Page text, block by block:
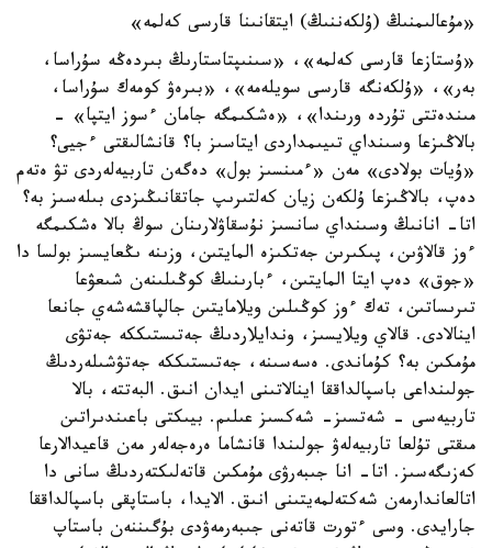
«مۇعالىمنىڭ (ۇلكەننىڭ) ايتقانىنا قارسى كەلمە»
«ۇستازعا قارسى كەلمە»، «سىنىپتاستارىڭ بىردەڭە سۇراسا،
بەر»، «ۇلكەنگە قارسى سويلەمە»، «بىرەۋ كومەك سۇراسا،
مىندەتتى تۇردە ورىندا»، «ەشكىمگە جامان ءسوز ايتپا» -
بالاڭىزعا وسىنداي تىيىمداردى ايتاسىز با؟ قانشالىقتى ءجيى؟
«ۇيات بولادى» مەن «ءمىنسىز بول» دەگەن تاربيەلەردى تۋ ەتەم
دەپ، بالاڭىزعا ۇلكەن زيان كەلتىرىپ جاتقانىڭىزدى بىلەسىز بە؟
اتا- انانىڭ وسىنداي سانسىز نۇسقاۋلارىنان سوڭ بالا ەشكىمگە
ءوز قالاۋىن، پىكىرىن جەتكىزە المايتىن، وزىنە ىڭعايسىز بولسا دا
«جوق» دەپ ايتا المايتىن، ءبارىنىڭ كوڭىلىنەن شىعۋعا
تىرىساتىن، تەك ءوز كوڭىلىن ويلامايتىن جالپاقشەشەي جانعا
اينالادى. قالاي ويلايسىز، وندايلاردىڭ جەتىستىككە جەتۋى
مۇمكىن بە؟ كۇماندى. ەسەسىنە، جەتىستىككە جەتۋشىلەردىڭ
جولىنداعى باسپالداققا اينالاتىنى ايدان انىق. البەتتە، بالا
تاربيەسى - شەتسىز- شەكسىز عىلىم. بيىكتى باعىندىراتىن
مىقتى تۇلعا تاربيەلەۋ جولىندا قانشاما ەرەجەلەر مەن قاعيدالارعا
كەزىگەسىز. اتا- انا جىبەرۋى مۇمكىن قاتەلىكتەردىڭ سانى دا
اتالعاندارمەن شەكتەلمەيتىنى انىق. الايدا، باستاپقى باسپالداققا
جارايدى. وسى ءتورت قاتەنى جىبەرمەۋدى بۇگىننەن باستاپ